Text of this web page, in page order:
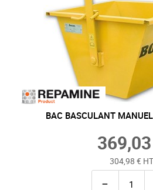
BAC BASCULANT
304,98 € HT
−